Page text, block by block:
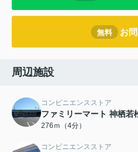
無料 お
周辺施設
コンビニエンスストア
ファミリーマート 神栖若
276ｍ（4分）
コンビニエンスストア